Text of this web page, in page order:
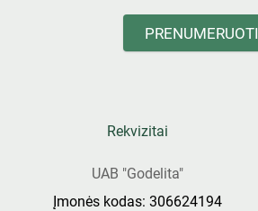
PRENUMERUOTI
Rekvizitai
UAB "Godelita"
Įmonės kodas: 306624194